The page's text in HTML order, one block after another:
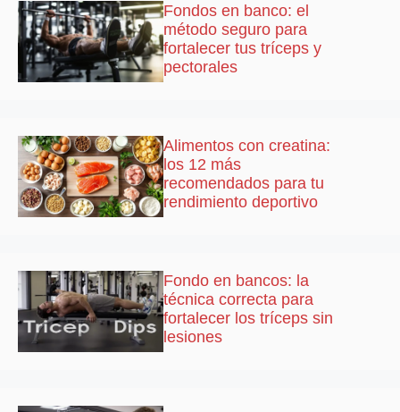
Fondos en banco: el
método seguro para
fortalecer tus tríceps y
pectorales
Alimentos con creatina:
los 12 más
recomendados para tu
rendimiento deportivo
Fondo en bancos: la
técnica correcta para
fortalecer los tríceps sin
lesiones